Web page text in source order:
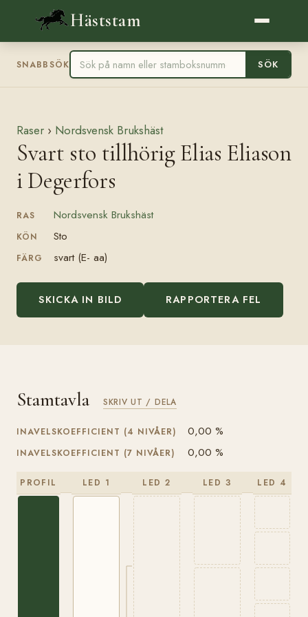
Häststam
SNABBSÖK SÖK
Raser › Nordsvensk Brukshäst
Svart sto tillhörig Elias Eliason
i Degerfors
RAS Nordsvensk Brukshäst
KÖN Sto
FÄRG svart (E- aa)
SKICKA IN BILD RAPPORTERA FEL
Stamtavla SKRIV UT / DELA
INAVELSKOEFFICIENT (4 NIVÅER) 0,00 %
INAVELSKOEFFICIENT (7 NIVÅER) 0,00 %
PROFIL LED 1 LED 2 LED 3 LED 4